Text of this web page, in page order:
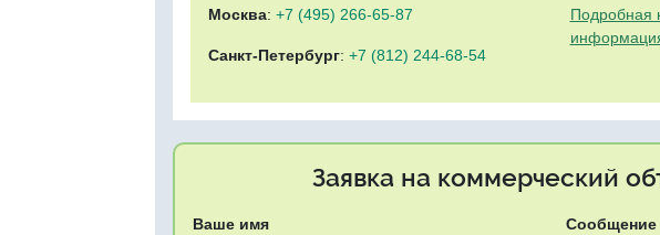
Москва: +7 (495) 266-65-87
Санкт-Петербург: +7 (812) 244-68-54
Подробная
Заявка на коммерческий
Ваше имя Сообщение